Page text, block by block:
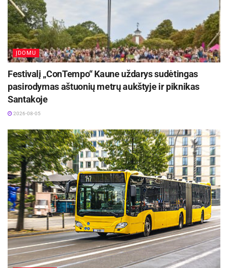
ĮDOMU
Festivalį „ConTempo“ Kaune uždarys sudėtingas
pasirodymas aštuonių metrų aukštyje ir piknikas
Santakoje
2026-08-05